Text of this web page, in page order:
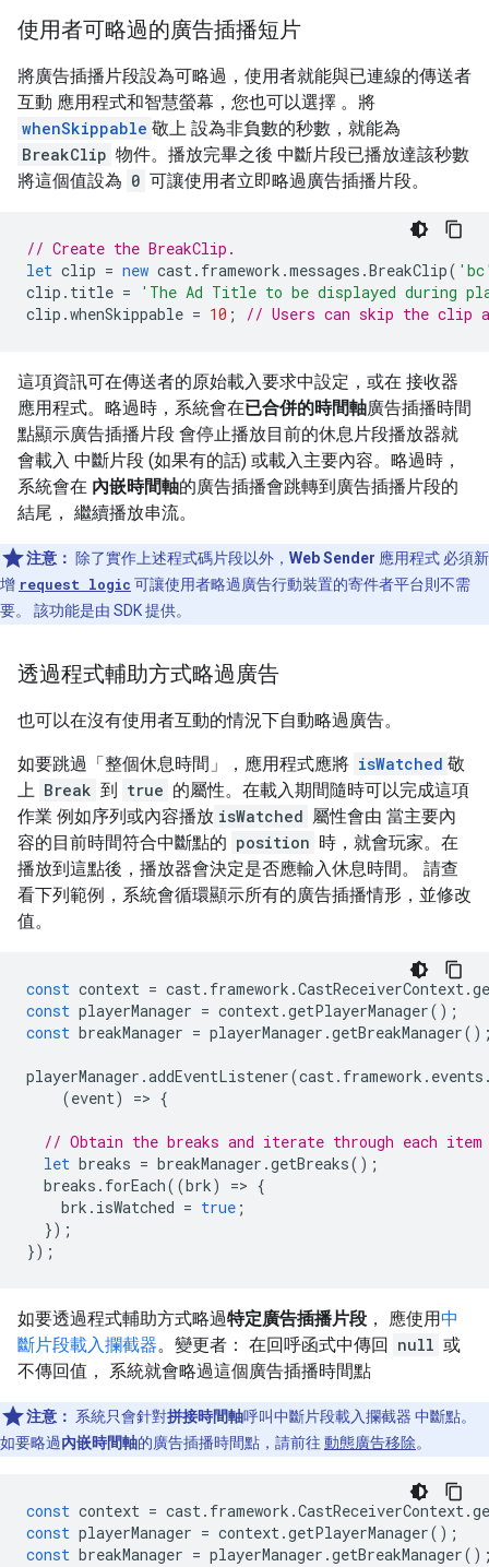
使用者可略過的廣告插播短片
將廣告插播片段設為可略過，使用者就能與已連線的傳送者
互動 應用程式和智慧螢幕，您也可以選擇 。將
whenSkippable 敬上 設為非負數的秒數，就能為
BreakClip 物件。播放完畢之後 中斷片段已播放達該秒數
將這個值設為 0 可讓使用者立即略過廣告插播片段。
// Create the BreakClip.
let clip = new cast. framework .messages .BreakClip(
clip . title =
'The Ad Title to be displayed during
clip .whenSkippable = 10 ; // Users can skip the clip
這項資訊可在傳送者的原始載入要求中設定，或在 接收器
應用程式。略過時，系統會在已合併的時間軸廣告插播時間
點顯示廣告插播片段 會停止播放目前的休息片段播放器就
會載入 中斷片段 (如果有的話) 或載入主要內容。略過時，
系統會在 內嵌時間軸的廣告插播會跳轉到廣告插播片段的
結尾， 繼續播放串流。
注意： 除了實作上述程式碼片段以外， Web Sender 應用程式 必須新
增 request logic 可讓使用者略過廣告行動裝置的寄件者平台則不需
要。 該功能是由 SDK 提供。
透過程式輔助方式略過廣告
也可以在沒有使用者互動的情況下自動略過廣告。
如要跳過「整個休息時間」 ，應用程式應將 isWatched 敬
上 Break 到 true 的屬性。在載入期間隨時可以完成這項
作業 例如序列或內容播放 isWatched 屬性會由 當主要內
容的目前時間符合中斷點的 position 時，就會玩家。在
播放到這點後，播放器會決定是否應輸入休息時間。 請查
看下列範例，系統會循環顯示所有的廣告插播情形，並修改
值。
const context = cast. framework .CastReceiverContext.
const playerManager = context.getPlayerManager();
const breakManager = playerManager .getBreakManager
playerManager .addEventListener(cast. framework . events
(event) => {
// Obtain the breaks and iterate through each
let breaks = breakManager .getBreaks();
breaks . forEach((brk) => {
brk . isWatched = true ;
});
});
如要透過程式輔助方式略過特定廣告插播片段 ， 應使用中
斷片段載入攔截器。變更者： 在回呼函式中傳回 null 或
不傳回值， 系統就會略過這個廣告插播時間點
注意： 系統只會針對拼接時間軸呼叫中斷片段載入攔截器 中斷點。
如要略過內嵌時間軸的廣告插播時間點，請前往 動態廣告移除。
const context = cast. framework .CastReceiverContext.
const playerManager = context.getPlayerManager();
const breakManager = playerManager .getBreakManager